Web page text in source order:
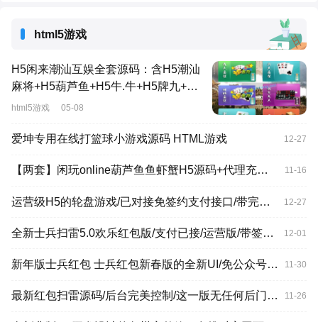
html5游戏
H5闲来潮汕互娱全套源码：含H5潮汕
麻将+H5葫芦鱼+H5牛.牛+H5牌九+H5
金.花 带架设教程
html5游戏 05-08
爱坤专用在线打篮球小游戏源码 HTML游戏 12-27
【两套】闲玩online葫芦鱼鱼虾蟹H5源码+代理充值+控制 有视频教程 11-16
运营级H5的轮盘游戏/已对接免签约支付接口/带完整视频搭建教程 12-27
全新士兵扫雷5.0欢乐红包版/支付已接/运营版/带签到/投诉自动拉黑/带视频搭建教程 12-01
新年版士兵红包 士兵红包新春版的全新UI/免公众号自带防封 11-30
最新红包扫雷源码/后台完美控制/这一版无任何后门和刷分/已对接支付和免公众号防风接口/搭建视频教程 11-26